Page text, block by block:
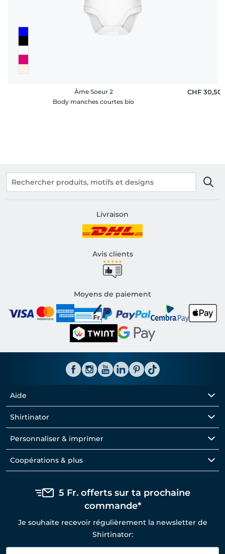
Âme Soeur 2
Body manches courtes bio
CHF 30,50
Livraison
Avis clients
Moyens de paiement
Aide
Shirtinator
Personnaliser & imprimer
Coopérations & plus
5 Fr. offerts sur ta prochaine
commande*
Je souhaite recevoir régulièrement la newsletter de
Shirtinator: